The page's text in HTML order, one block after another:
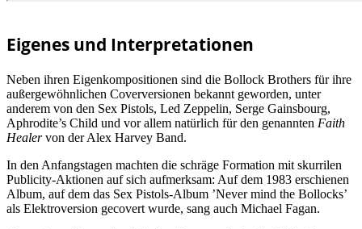
Eigenes und Interpretationen
Neben ihren Eigenkompositionen sind die Bollock Brothers für ihre
außergewöhnlichen Coverversionen bekannt geworden, unter
anderem von den Sex Pistols, Led Zeppelin, Serge Gainsbourg,
Aphrodite’s Child und vor allem natürlich für den genannten Faith
Healervon der Alex Harvey Band.
In den Anfangstagen machten die schräge Formation mit skurrilen
Publicity-Aktionen auf sich aufmerksam: Auf dem 1983 erschienen
Album, auf dem das Sex Pistols-Album ’Never mind the Bollocks’
als Elektroversion gecovert wurde, sang auch Michael Fagan.